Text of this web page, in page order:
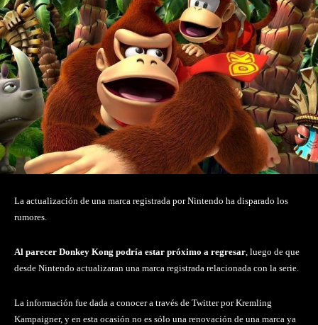
La actualización de una marca registrada por Nintendo ha disparado los
rumores.
Al parecer Donkey Kong podría estar próximo a regresar , luego de que
desde Nintendo actualizaran una marca registrada relacionada con la serie.
La información fue dada a conocer a través de Twitter por Kremling
Kampaigner, y en esta ocasión no es sólo una renovación de una marca ya